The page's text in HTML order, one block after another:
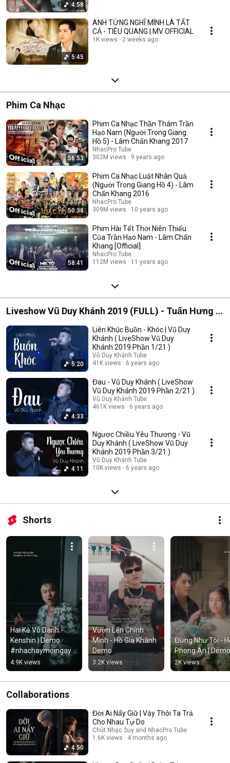
4:58
5:45
ANH TỪNG NGHĨ MÌNH LÀ TẤT
CẢ - TIÊU QUANG | MV OFFICIAL
1K views 2 weeks ago
Phim Ca Nhạc
56:53
Phim Ca Nhạc Thần Thám Trần
Hạo Nam (Người Trong Giang
Hồ 5) - Lâm Chấn Khang 2017
NhacPro Tube
302M views
9 years ago
50:38
Phim Ca Nhạc Luật Nhân Quả
(Người Trong Giang Hồ 4) - Lâm
Chấn Khang 2016
NhacPro Tube
309M views
10 years ago
58:41
Phim Hài Tết Thời Niên Thiếu
Của Trần Hạo Nam - Lâm Chấn
Khang [Official]
NhacPro Tube
112M views
11 years ago
Liveshow Vũ Duy Khánh 2019 (FULL) - Tuấn Hưng ,
Đạt G , Dương Hoàng Yến
5:20
Liên Khúc Buồn - Khóc | Vũ Duy
Khánh ( LiveShow Vũ Duy
Khánh 2019 Phần 1/21 )
Vũ Duy Khánh Tube
41K views
6 years ago
4:33
Đau - Vũ Duy Khánh ( LiveShow
Vũ Duy Khánh 2019 Phần 2/21 )
Vũ Duy Khánh Tube
461K views
6 years ago
4:11
Ngược Chiều Yêu Thương - Vũ
Duy Khánh ( LiveShow Vũ Duy
Khánh 2019 Phần 3/21 )
Vũ Duy Khánh Tube
10K views
6 years ago
Shorts
Hai Kẻ Vô Danh -
Kenshin | Demo
#nhachaymoingay
#tamtrang
4.9K views
Vươn Lên Chính
Mình - Hồ Gia Khánh
Demo
3.2K views
Đừng Như Tôi -
Phong An | Demo
2K views
Collaborations
4:50
Đời Ai Nấy Giữ | Vậy Thôi Ta Trả
Cho Nhau Tự Do
Chút Nhạc Suy and NhacPro Tube
1.6K views
4 months ago